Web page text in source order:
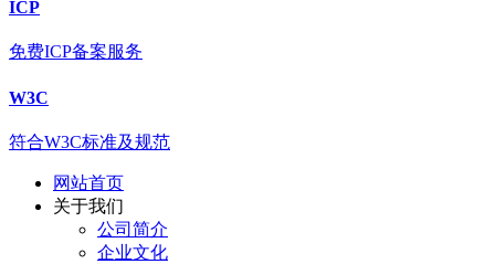
ICP
免费ICP备案服务
W3C
符合W3C标准及规范
网站首页
关于我们
公司简介
企业文化